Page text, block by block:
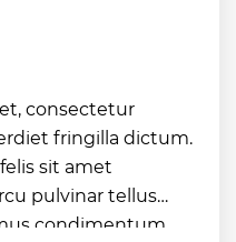
çocuklar kitapların
Elazığ'a gönül köprüsü
Hekimlik 5 dakikaya
consectetur
fringilla dictum.
sit amet
pulvinar tellus
condimentum